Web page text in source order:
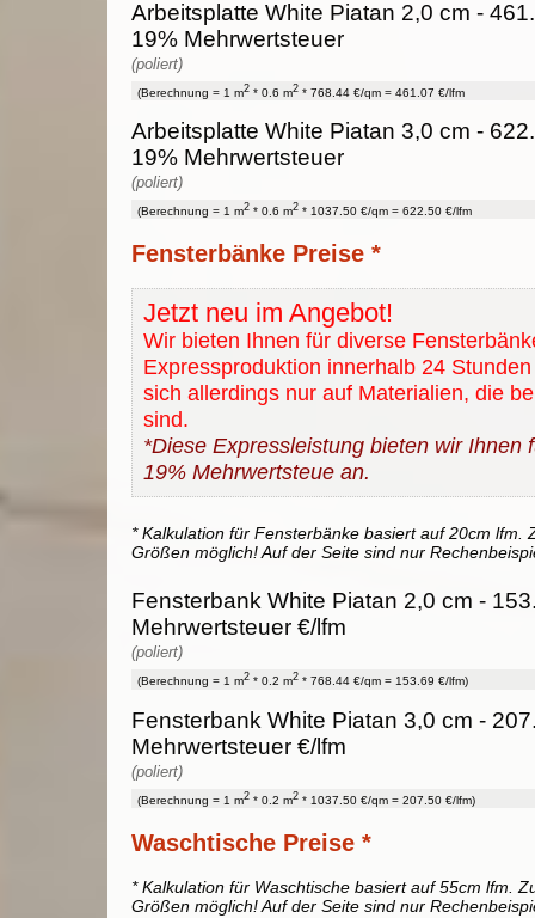
Arbeitsplatte White Piatan 2,0 cm -
19% Mehrwertsteuer
(poliert)
(Berechnung = 1 m2 * 0.6 m2 * 768.44 €/qm = 461.07 €/lfm
Arbeitsplatte White Piatan 3,0 cm -
19% Mehrwertsteuer
(poliert)
(Berechnung = 1 m2 * 0.6 m2 * 1037.50 €/qm = 622.50 €/lfm
Fensterbänke Preise *
Jetzt neu im Angebot!
Wir bieten Ihnen für diverse
Expressproduktion innerhalb 24
sich allerdings nur auf Materialien, die
sind.
*Diese Expressleistung bieten wir Ihnen
19% Mehrwertsteue an.
* Kalkulation für Fensterbänke basiert auf 20cm lfm.
Größen möglich! Auf der Seite sind nur
Fensterbank White Piatan 2,0 cm -
Mehrwertsteuer €/lfm
(poliert)
(Berechnung = 1 m2 * 0.2 m2 * 768.44 €/qm = 153.69 €/lfm)
Fensterbank White Piatan 3,0 cm -
Mehrwertsteuer €/lfm
(poliert)
(Berechnung = 1 m2 * 0.2 m2 * 1037.50 €/qm = 207.50 €/lfm)
Waschtische Preise *
* Kalkulation für Waschtische basiert auf 55cm lfm.
Größen möglich! Auf der Seite sind nur